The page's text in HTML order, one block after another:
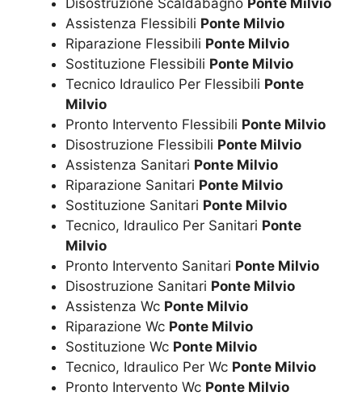
Assistenza Flessibili Ponte Milvio
Riparazione Flessibili Ponte Milvio
Sostituzione Flessibili Ponte Milvio
Tecnico Idraulico Per Flessibili Ponte
Milvio
Pronto Intervento Flessibili Ponte Milvio
Disostruzione Flessibili Ponte Milvio
Assistenza Sanitari Ponte Milvio
Riparazione Sanitari Ponte Milvio
Sostituzione Sanitari Ponte Milvio
Tecnico, Idraulico Per Sanitari Ponte
Milvio
Pronto Intervento Sanitari Ponte Milvio
Disostruzione Sanitari Ponte Milvio
Assistenza Wc Ponte Milvio
Riparazione Wc Ponte Milvio
Sostituzione Wc Ponte Milvio
Tecnico, Idraulico Per Wc Ponte Milvio
Pronto Intervento Wc Ponte Milvio